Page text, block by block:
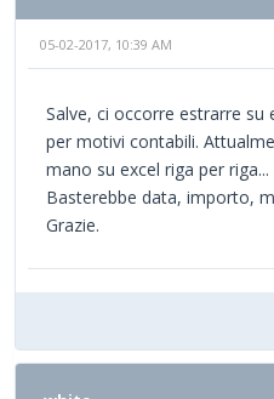
05-02-2017, 10:39 AM
Salve, ci occorre estrarre su
per motivi contabili.
mano su excel riga per riga...
Basterebbe data, importo,
Grazie.